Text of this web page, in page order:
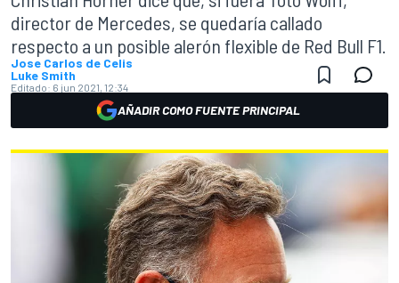
director de Mercedes, se quedaría callado
respecto a un posible alerón flexible de Red Bull F1.
Jose Carlos de Celis
Luke Smith
Editado: 6 jun 2021, 12:34
AÑADIR COMO FUENTE PRINCIPAL